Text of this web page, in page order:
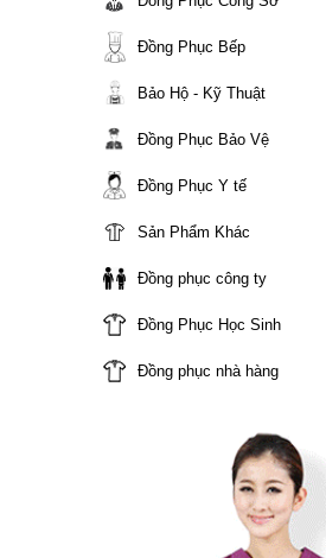
Đồng Phục Bếp
Bảo Hộ - Kỹ Thuật
Đồng Phục Bảo Vệ
Đồng Phục Y tế
Sản Phẩm Khác
Đồng phục công ty
Đồng Phục Học Sinh
Đồng phục nhà hàng